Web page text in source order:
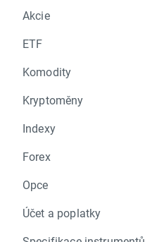
Akcie
ETF
Komodity
Kryptoměny
Indexy
Forex
Opce
Účet a poplatky